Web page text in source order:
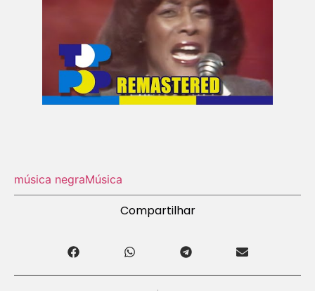
música negraMúsica
Compartilhar